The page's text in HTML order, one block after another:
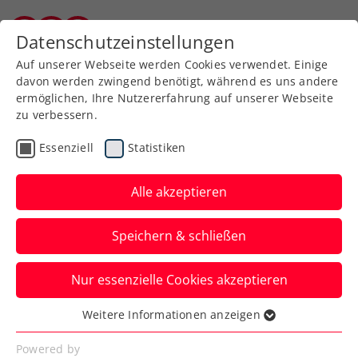
Zurück zur Newsübersicht
Rollstuhltennis
Erste Bank Open:
Rollstuhltennis als Best
Practice
Beim sportsbusiness.at Breakfast Club
steht der neue Turnierschwerpunkt im
Datenschutzeinstellungen
Auf unserer Webseite werden Cookies verwendet. Einige
davon werden zwingend benötigt, während es uns andere
ermöglichen, Ihre Nutzererfahrung auf unserer Webseite
zu verbessern.
Essenziell Statistiken
Alle akzeptieren
Speichern & schließen
Nur essenzielle Cookies akzeptieren
Essenziell
Essenzielle Cookies werden für grundlegende
Weitere Informationen anzeigen
Powered by